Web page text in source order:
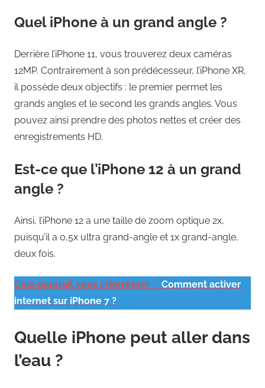
Quel iPhone à un grand angle ?
Derrière l’iPhone 11, vous trouverez deux caméras
12MP. Contrairement à son prédécesseur, l’iPhone XR,
il possède deux objectifs : le premier permet les
grands angles et le second les grands angles. Vous
pouvez ainsi prendre des photos nettes et créer des
enregistrements HD.
Est-ce que l’iPhone 12 à un grand
angle ?
Ainsi, l’iPhone 12 a une taille de zoom optique 2x,
puisqu’il a 0,5x ultra grand-angle et 1x grand-angle,
deux fois.
Cela pourrait vous interrésser :
Comment activer
internet sur iPhone 7 ?
Quelle iPhone peut aller dans
l’eau ?